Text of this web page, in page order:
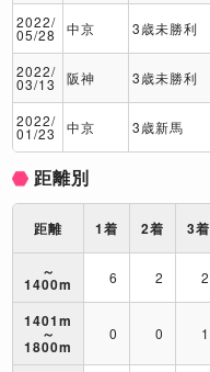
2022/
05/28 中京 3歳未勝利
2022/
03/13 阪神 3歳未勝利
2022/
01/23 中京 3歳新馬
距離別
距離 1着 2着 3着
～
1400m 6 2 2
1401m
～
1800m
0 0 1